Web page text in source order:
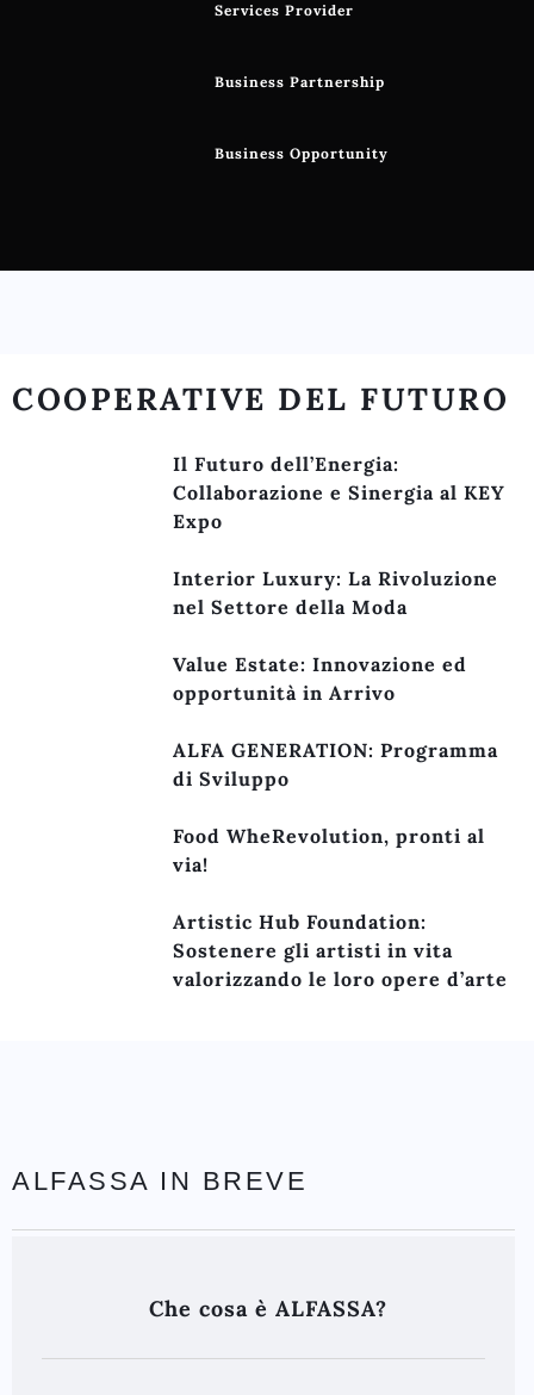
Services Provider
Business Partnership
Business Opportunity
COOPERATIVE DEL FUTURO
Il Futuro dell’Energia:
Collaborazione e Sinergia al KEY
Expo
Interior Luxury: La Rivoluzione
nel Settore della Moda
Value Estate: Innovazione ed
opportunità in Arrivo
ALFA GENERATION: Programma
di Sviluppo
Food WheRevolution, pronti al
via!
Artistic Hub Foundation:
Sostenere gli artisti in vita
valorizzando le loro opere d’arte
ALFASSA IN BREVE
Che cosa è ALFASSA?